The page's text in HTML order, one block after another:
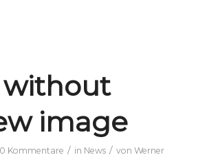
without
image
0 Kommentare / in News / von Werner